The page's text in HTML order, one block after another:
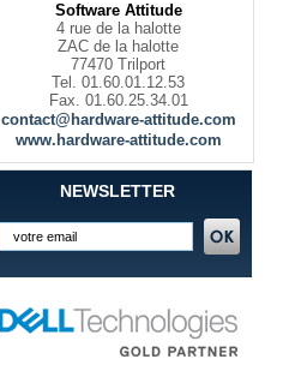
Software Attitude
4 rue de la halotte
ZAC de la halotte
77470 Trilport
Tel. 01.60.01.12.53
Fax. 01.60.25.34.01
contact@hardware-attitude.com
www.hardware-attitude.com
NEWSLETTER